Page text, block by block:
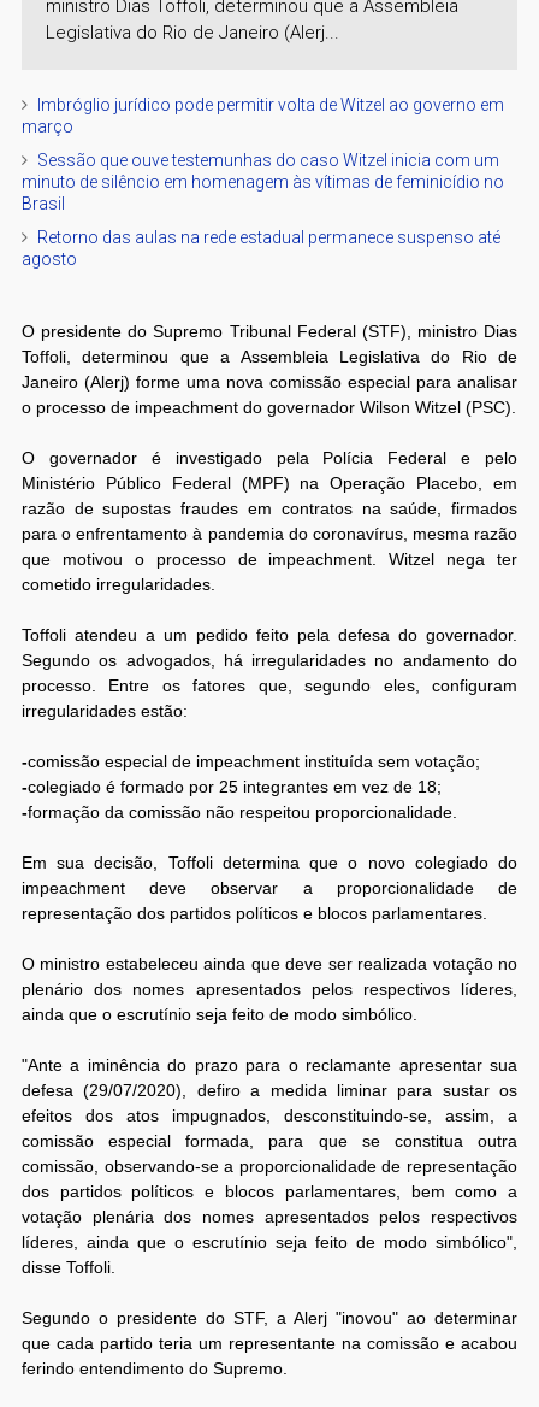
ministro Dias Toffoli, determinou que a Assembleia
Legislativa do Rio de Janeiro (Alerj...
Imbróglio jurídico pode permitir volta de Witzel ao governo em
março
Sessão que ouve testemunhas do caso Witzel inicia com um
minuto de silêncio em homenagem às vítimas de feminicídio no
Brasil
Retorno das aulas na rede estadual permanece suspenso até
agosto
O presidente do Supremo Tribunal Federal (STF), ministro Dias
Toffoli, determinou que a Assembleia Legislativa do Rio de
Janeiro (Alerj) forme uma nova comissão especial para analisar
o processo de impeachment do governador Wilson Witzel (PSC).
O governador é investigado pela Polícia Federal e pelo
Ministério Público Federal (MPF) na Operação Placebo, em
razão de supostas fraudes em contratos na saúde, firmados
para o enfrentamento à pandemia do coronavírus, mesma razão
que motivou o processo de impeachment. Witzel nega ter
cometido irregularidades.
Toffoli atendeu a um pedido feito pela defesa do governador.
Segundo os advogados, há irregularidades no andamento do
processo. Entre os fatores que, segundo eles, configuram
irregularidades estão:
-comissão especial de impeachment instituída sem votação;
-colegiado é formado por 25 integrantes em vez de 18;
-formação da comissão não respeitou proporcionalidade.
Em sua decisão, Toffoli determina que o novo colegiado do
impeachment deve observar a proporcionalidade de
representação dos partidos políticos e blocos parlamentares.
O ministro estabeleceu ainda que deve ser realizada votação no
plenário dos nomes apresentados pelos respectivos líderes,
ainda que o escrutínio seja feito de modo simbólico.
"Ante a iminência do prazo para o reclamante apresentar sua
defesa (29/07/2020), defiro a medida liminar para sustar os
efeitos dos atos impugnados, desconstituindo-se, assim, a
comissão especial formada, para que se constitua outra
comissão, observando-se a proporcionalidade de representação
dos partidos políticos e blocos parlamentares, bem como a
votação plenária dos nomes apresentados pelos respectivos
líderes, ainda que o escrutínio seja feito de modo simbólico",
disse Toffoli.
Segundo o presidente do STF, a Alerj "inovou" ao determinar
que cada partido teria um representante na comissão e acabou
ferindo entendimento do Supremo.